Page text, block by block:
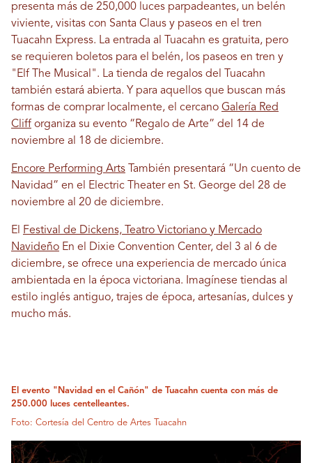
presenta más de 250,000 luces parpadeantes, un belén
viviente, visitas con Santa Claus y paseos en el tren
Tuacahn Express. La entrada al Tuacahn es gratuita, pero
se requieren boletos para el belén, los paseos en tren y
"Elf The Musical". La tienda de regalos del Tuacahn
también estará abierta. Y para aquellos que buscan más
formas de comprar localmente, el cercano Galería Red
Cliff organiza su evento “Regalo de Arte” del 14 de
noviembre al 18 de diciembre.
Encore Performing Arts También presentará “Un cuento de
Navidad” en el Electric Theater en St. George del 28 de
noviembre al 20 de diciembre.
El Festival de Dickens, Teatro Victoriano y Mercado
Navideño En el Dixie Convention Center, del 3 al 6 de
diciembre, se ofrece una experiencia de mercado única
ambientada en la época victoriana. Imagínese tiendas al
estilo inglés antiguo, trajes de época, artesanías, dulces y
mucho más.
El evento "Navidad en el Cañón" de Tuacahn cuenta con más de
250.000 luces centelleantes.
Foto: Cortesía del Centro de Artes Tuacahn